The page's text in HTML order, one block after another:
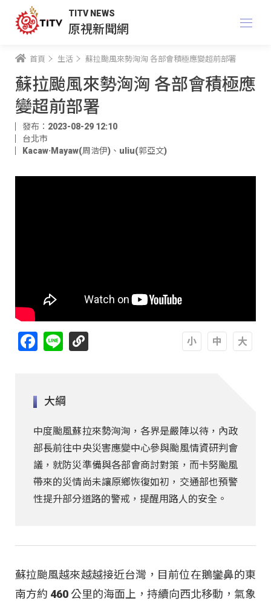
TITV NEWS
原視新聞網
首頁 生活 蘇拉颱風來勢洶洶 各部會積極應變超前部署
蘇拉颱風來勢洶洶 各部會積極應
變超前部署
發布：2023-08-29 12:10
台北市
Kacaw·Mayaw(周浩伊) 、 uliu(郭亞文)
Facebook
Line
大綱
中度颱風蘇拉來勢洶洶，各界是嚴陣以待，內政
部長前往中央災害應變中心參與颱風情資研判會
議，就防災準備與各部會商討對策，而卡努颱風
帶來的災情尚未讓原鄉恢復如初，交通部也預警
性提升部分道路的警戒，提醒用路人的安全。
蘇拉颱風越來越越接近台灣，目前位在鵝鑾鼻的東
南方約 460 公里的海面上，持續向西北移動，氣象